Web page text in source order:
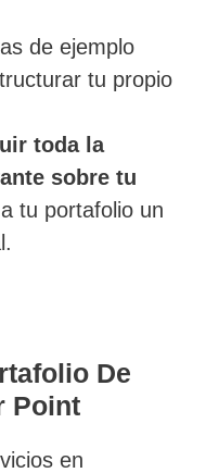
de ejemplo
tu propio
toda la
sobre tu
tu portafolio un
De
Point
en